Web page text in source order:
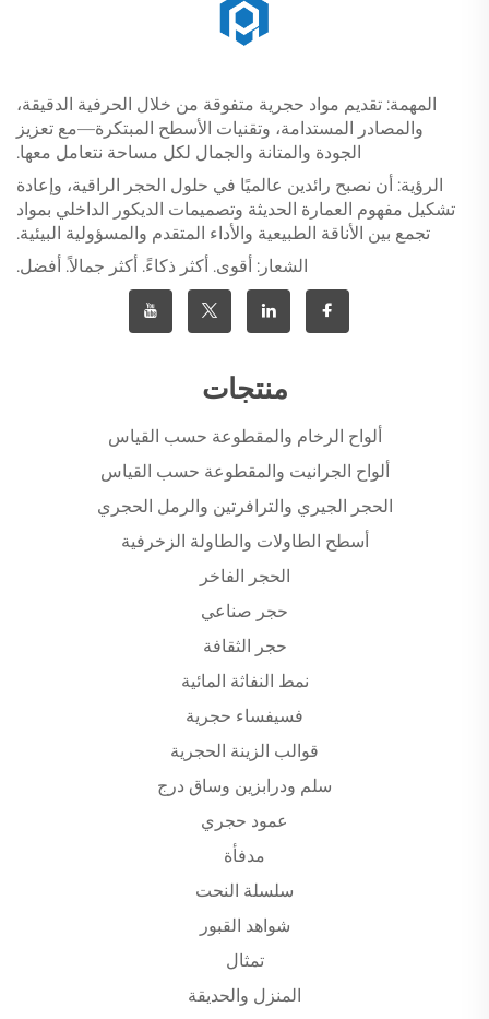
المهمة: تقديم مواد حجرية متفوقة من خلال الحرفية الدقيقة،
والمصادر المستدامة، وتقنيات الأسطح المبتكرة—مع تعزيز
الجودة والمتانة والجمال لكل مساحة نتعامل معها.
الرؤية: أن نصبح رائدين عالميًا في حلول الحجر الراقية، وإعادة
تشكيل مفهوم العمارة الحديثة وتصميمات الديكور الداخلي بمواد
تجمع بين الأناقة الطبيعية والأداء المتقدم والمسؤولية البيئية.
الشعار: أقوى. أكثر ذكاءً. أكثر جمالاً. أفضل.
منتجات
ألواح الرخام والمقطوعة حسب القياس
ألواح الجرانيت والمقطوعة حسب القياس
الحجر الجيري والترافرتين والرمل الحجري
أسطح الطاولات والطاولة الزخرفية
الحجر الفاخر
حجر صناعي
حجر الثقافة
نمط النفاثة المائية
فسيفساء حجرية
قوالب الزينة الحجرية
سلم ودرابزين وساق درج
عمود حجري
مدفأة
سلسلة النحت
شواهد القبور
تمثال
المنزل والحديقة